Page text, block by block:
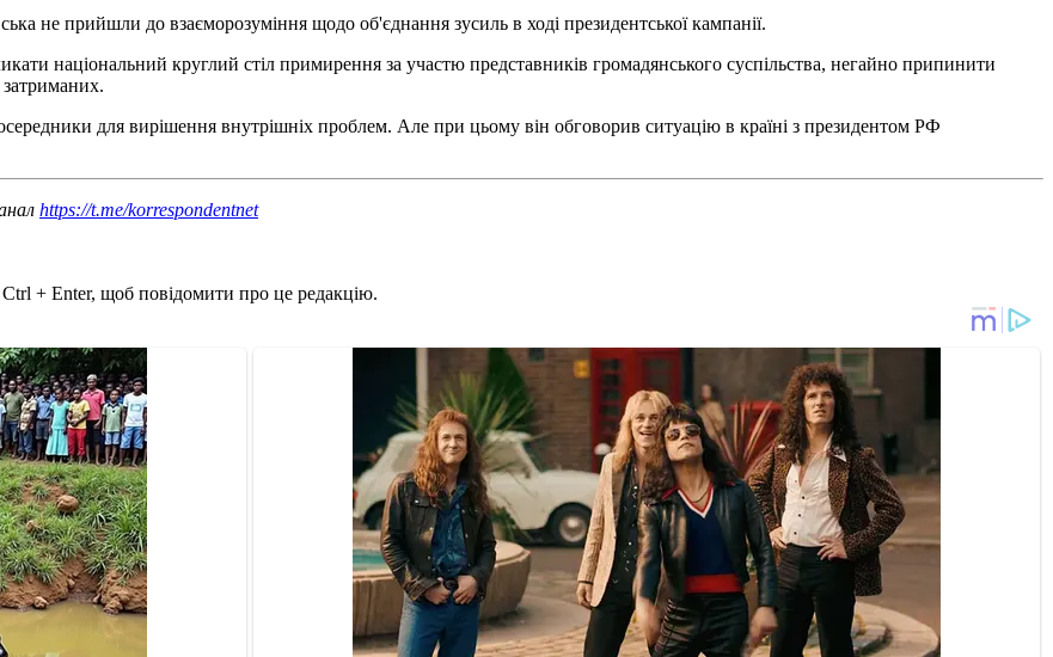
не прийшли до взаєморозуміння щодо об'єднання зусиль в ході президентської кампанії.
національний круглий стіл примирення за участю представників громадянського суспільства, негайно припинити
затриманих.
для вирішення внутрішніх проблем. Але при цьому він обговорив ситуацію в країні з президентом РФ
https://t.me/korrespondentnet
Ctrl + Enter, щоб повідомити про це редакцію.